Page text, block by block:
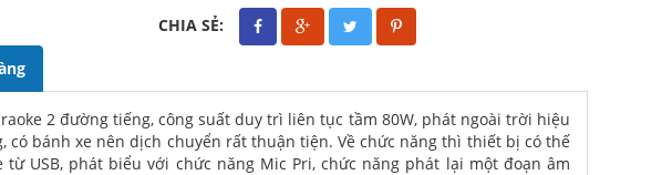
CHIA SẺ:
2 đường tiếng, công suất duy trì liên tục tầm 80W, phát ngoài trời hiệu
có bánh xe nên dịch chuyển rất thuận tiện. Về chức năng thì thiết bị có thế
USB, phát biểu với chức năng Mic Pri, chức năng phát lại một đoạn âm